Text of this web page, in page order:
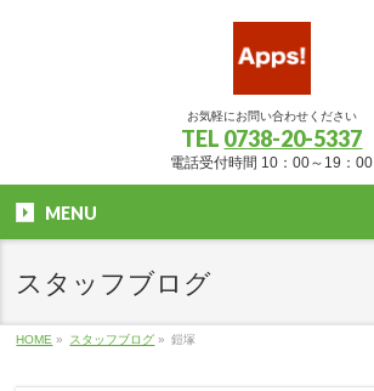
お気軽にお問い合わせください
TEL 0738-20-5337
電話受付時間 10：00～19：00
MENU
スタッフブログ
HOME » スタッフブログ » 鎧塚